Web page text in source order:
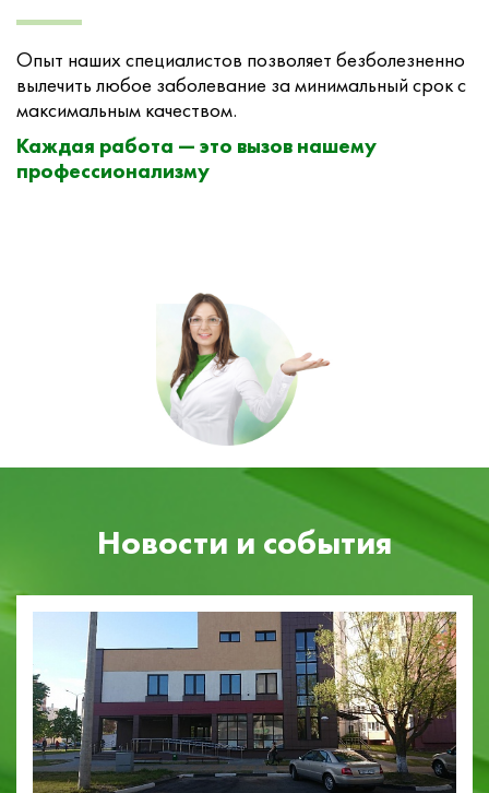
Опыт наших специалистов позволяет безболезненно
вылечить любое заболевание за минимальный срок с
максимальным качеством.
Каждая работа — это вызов нашему
профессионализму
Новости и события